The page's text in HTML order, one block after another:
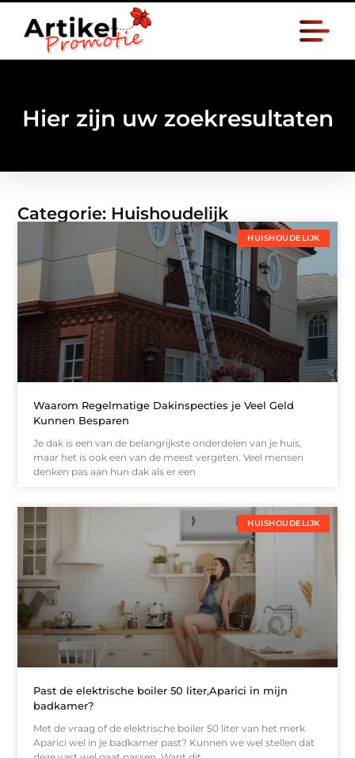
Hier zijn uw zoekresultaten
Categorie: Huishoudelijk
HUISHOUDELIJK
Waarom Regelmatige Dakinspecties je Veel Geld
Kunnen Besparen
Je dak is een van de belangrijkste onderdelen van je huis,
maar het is ook een van de meest vergeten. Veel mensen
denken pas aan hun dak als er een
HUISHOUDELIJK
Past de elektrische boiler 50 liter,Aparici in mijn
badkamer?
Met de vraag of de elektrische boiler 50 liter van het merk
Aparici wel in je badkamer past? Kunnen we wel stellen dat